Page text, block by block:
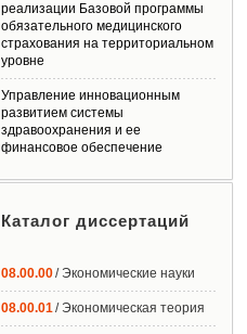
реализации Базовой программы
обязательного медицинского
страхования на территориальном
уровне
Управление инновационным
развитием системы
здравоохранения и ее
финансовое обеспечение
Каталог диссертаций
08.00.00/ Экономические науки
08.00.01/ Экономическая теория